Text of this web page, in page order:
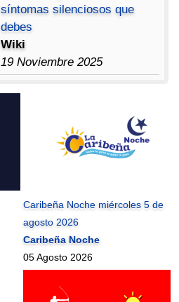
síntomas silenciosos que
debes
Wiki
19 Noviembre 2025
Caribeña Noche miércoles 5 de
agosto 2026
Caribeña Noche
05 Agosto 2026